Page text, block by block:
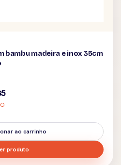
bambu madeira e inox 35cm
ao carrinho
produto